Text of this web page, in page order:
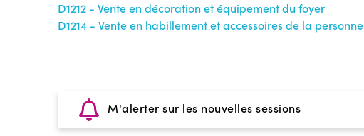
D1212 - Vente en décoration et équipement du foyer
D1214 - Vente en habillement et accessoires de la personne
M'alerter sur les nouvelles sessions